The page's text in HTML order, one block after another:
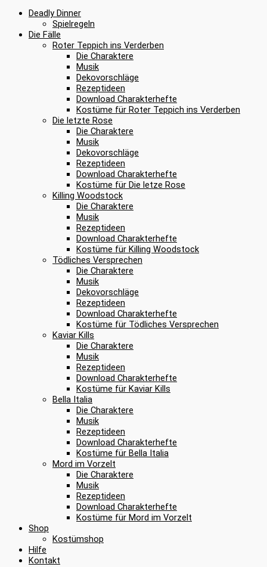
Deadly Dinner
Spielregeln
Die Fälle
Roter Teppich ins Verderben
Die Charaktere
Musik
Dekovorschläge
Rezeptideen
Download Charakterhefte
Kostüme für Roter Teppich ins Verderben
Die letzte Rose
Die Charaktere
Musik
Dekovorschläge
Rezeptideen
Download Charakterhefte
Kostüme für Die letze Rose
Killing Woodstock
Die Charaktere
Musik
Rezeptideen
Download Charakterhefte
Kostüme für Killing Woodstock
Tödliches Versprechen
Die Charaktere
Musik
Dekovorschläge
Rezeptideen
Download Charakterhefte
Kostüme für Tödliches Versprechen
Kaviar Kills
Die Charaktere
Musik
Rezeptideen
Download Charakterhefte
Kostüme für Kaviar Kills
Bella Italia
Die Charaktere
Musik
Rezeptideen
Download Charakterhefte
Kostüme für Bella Italia
Mord im Vorzelt
Die Charaktere
Musik
Rezeptideen
Download Charakterhefte
Kostüme für Mord im Vorzelt
Shop
Kostümshop
Hilfe
Kontakt